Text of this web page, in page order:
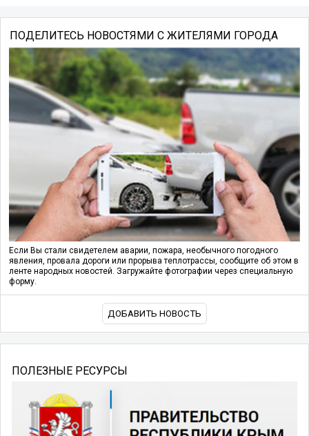
ПОДЕЛИТЕСЬ НОВОСТЯМИ С ЖИТЕЛЯМИ ГОРОДА
Если Вы стали свидетелем аварии, пожара, необычного погодного
явления, провала дороги или прорыва теплотрассы, сообщите об этом в
ленте народных новостей. Загружайте фотографии через специальную
форму.
ДОБАВИТЬ НОВОСТЬ
ПОЛЕЗНЫЕ РЕСУРСЫ